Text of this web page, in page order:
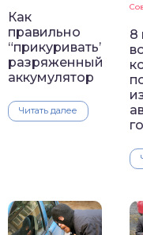
Как
правильно
“прикуривать”
разряженный
аккумулятор
Читать далее
8